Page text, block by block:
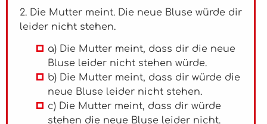
2. Die Mutter meint. Die neue Bluse würde dir
leider nicht stehen.
a) Die Mutter meint, dass dir die neue
Bluse leider nicht stehen würde.
b) Die Mutter meint, dass dir würde die
neue Bluse leider nicht stehen.
c) Die Mutter meint, dass dir würde
stehen die neue Bluse leider nicht.